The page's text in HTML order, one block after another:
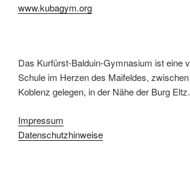
www.kubagym.org
Das Kurfürst-Balduin-Gymnasium ist eine
Schule im Herzen des Maifeldes,
Koblenz gelegen, in der Nähe der Burg Eltz.
Impressum
Datenschutzhinweise